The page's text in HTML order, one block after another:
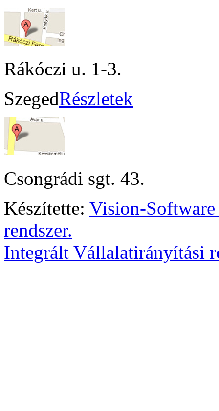
Rákóczi u. 1-3.
SzegedRészletek
Csongrádi sgt. 43.
Készítette: Vision-
rendszer.
Integrált Vállalatirányítási